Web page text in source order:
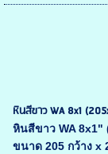
หินสีขาว WA 8x1
หินสีขาว WA 8x1"
ขนาด 205 กว้าง x